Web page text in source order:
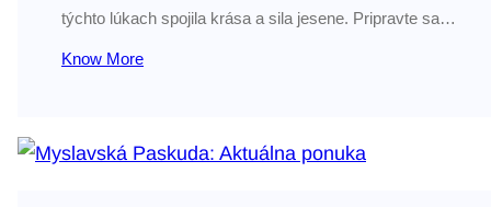
týchto lúkach spojila krása a sila jesene. Pripravte sa…
Know More